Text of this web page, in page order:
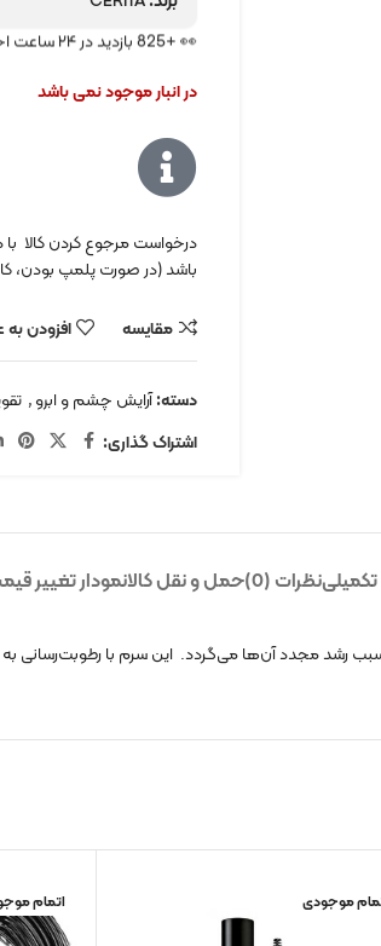
👀 +825 بازدید در ۲۴ ساعت اخیر
در انبار موجود نمی باشد
درخواست مرجوع کردن کالا با
باشد (در صورت پلمپ بودن،
مقایسه افزودن
دسته:آرایش چشم و ابرو,
اشتراک گذاری:
نظرات (0) حمل و نقل کالانمودار تغییر
مجدد آن‌ها می‌گردد. این سرم با رطوبت‌رسانی به
موجودی اتمام